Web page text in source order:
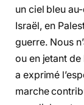
un ciel bleu
Israël, en
guerre. Nous
ou en jetant de
a exprimé
marche